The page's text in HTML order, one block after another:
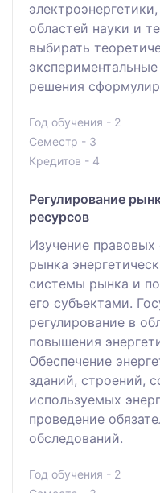
областей науки и
выбирать
решения
Год обучения - 2
Семестр - 3
Кредитов - 4
Регулирование
ресурсов
Изучение
рынка
системы рынка и
его субъектами.
регулирование в
повышения
Обеспечение
зданий, строений,
используемых
проведение
обследований.
Год обучения - 2